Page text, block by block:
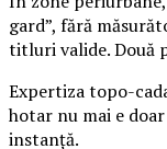
gard”, fără
titluri valide. Două
Expertiza topo-
hotar nu mai e
instanță.